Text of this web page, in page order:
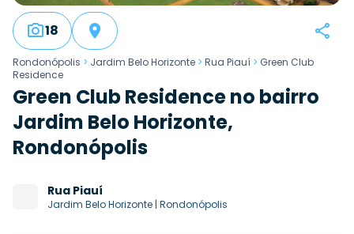
18
Rondonópolis > Jardim Belo Horizonte > Rua Piauí > Green Club
Residence
Green Club Residence no bairro
Jardim Belo Horizonte,
Rondonópolis
Rua Piauí
Jardim Belo Horizonte | Rondonópolis